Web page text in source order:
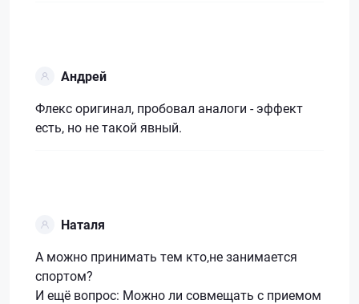
Андрей
Флекс оригинал, пробовал аналоги - эффект
есть, но не такой явный.
Наталя
А можно принимать тем кто,не занимается
спортом?
И ещё вопрос: Можно ли совмещать с приемом